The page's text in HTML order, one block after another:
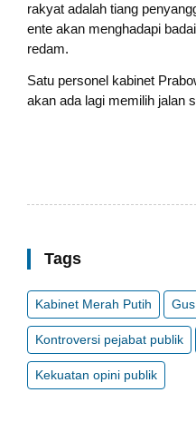
rakyat adalah tiang
ente akan menghadapi
redam.
Satu personel kabinet
akan ada lagi memilih jalan
Tags
Kabinet Merah Putih
Kontroversi pejabat publik
Kekuatan opini publik